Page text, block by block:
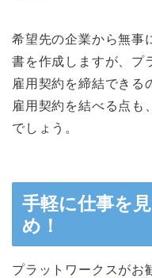
希望先の企業から無事
書を作成しますが、プ
雇用契約を締結できる
雇用契約を結べる点も
でしょう。
手軽に仕事を
め！
プラットワークスがお